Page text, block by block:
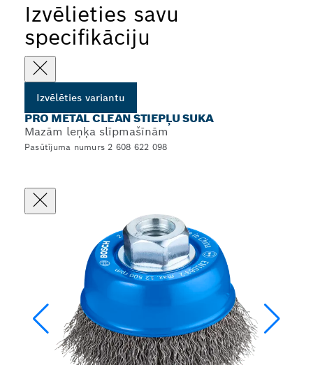
Izvēlieties savu
specifikāciju
Izvēlēties variantu
PRO METAL CLEAN STIEPĻU SUKA
Mazām leņķa slīpmašīnām
Pasūtījuma numurs 2 608 622 098